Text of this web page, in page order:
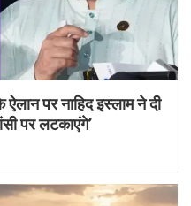
पर नाहिद इस्लाम ने दी
पर लटकाएंगे’